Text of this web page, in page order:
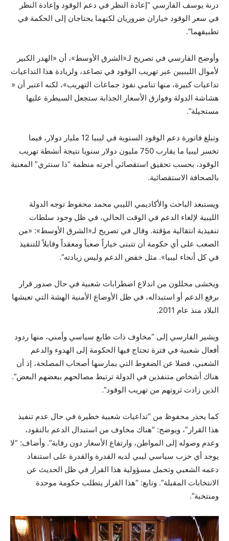
درنة يوسف الفارسي “إعادة النظر في دعم الوقود وإعادة النظر
في سعر الوقود خياران ضروريان لكنهما يحتاجان إلى الحكمة في
تطبيقهما”.
وأوضح الفارسي في تصريح لـ«الشرق الأوسط»، أن «الهدر الكبير
لأموال الليبيين عبر تهريب الوقود في تصاعد، ولزيادة هذا التداعيات
تداعيات كبيرة، منها تنامي نفوذ جماعات التهريب»، لكنه اعتبر أن «
هشاشة الدولة وفوارق الأسعار الجذابة ستجعل السيطرة عليها
مستحيلة”.
وتبلغ فاتورة دعم الوقود السنوية في ليبيا 12 مليار دولار، فيما
تخسر ليبيا ما يقارب 750 مليون دولار سنويا نتيجة أنشطة تهريب
الوقود، بحسب تحقيق استقصائي أجرته منظمة “ذا سنتري” المعنية
بالصحافة الاستقصائية.
ويستبعد الباحث والأكاديمي الليبي محمد محفوظ توجه الدولة
الليبية لإلغاء الدعم في الوقت الحالي، في ظل وجود سلطات
تنفيذية انتقالية مؤقتة. وقال في تصريح لـ«الشرق الأوسط»: «من
الصعب على أي حكومة أن تتبنى خياراً صعباً ومعقداً وقابلاً للتنفيذ
في كل أنحاء ليبيا». مثل خفض الدعم وليس زيادته”.
ويخشى محللون من اندلاع اضطرابات شعبية في حال صدور قرار
برفع الدعم أو استبداله، في ظل الأوضاع الأمنية الهشة التي تعيشها
البلاد منذ عام 2011.
ويشير الفارسي إلى “مخاوف ذات طابع سياسي وأمني، منها ردود
أفعال شعبية في فترة تحتاج فيها الحكومة إلى الهدوء والدعم
الشعبي، فضلا عن الضغوط التي يمارسها أصحاب المصلحة، إذ أن
هناك أشخاص متنفذين في الدولة ترتبط مصالحهم ببعضهم البعض”.
الذين زادت ثروتهم من تهريب الوقود”.
كما يحذر محفوظ من “تداعيات شعبية خطيرة في حال عدم تنفيذ
هذا القرار”، ويوضح: “هناك مخاوف من استبدال الدعم بالنقود،
وعدم وصوله إلى المواطن، وارتفاع الأسعار دون رقابة”. وأضاف: “لا
يوجد أي حزب سياسي ليبي لديه القدرة والقدرة على استنفاد
دعمه الشعبي وتحمل مسؤولية هذا القرار في ظل الحديث عن
الانتخابات المقبلة”. وتابع: “هذا القرار يتطلب حكومة موحدة
ومنتخبة”.